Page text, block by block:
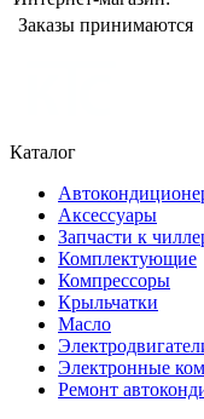
Заказы принимаются
Каталог
Аксессуары
Запчасти к
Комплектующие
Компрессоры
Крыльчатки
Масло
Электронные
Ремонт